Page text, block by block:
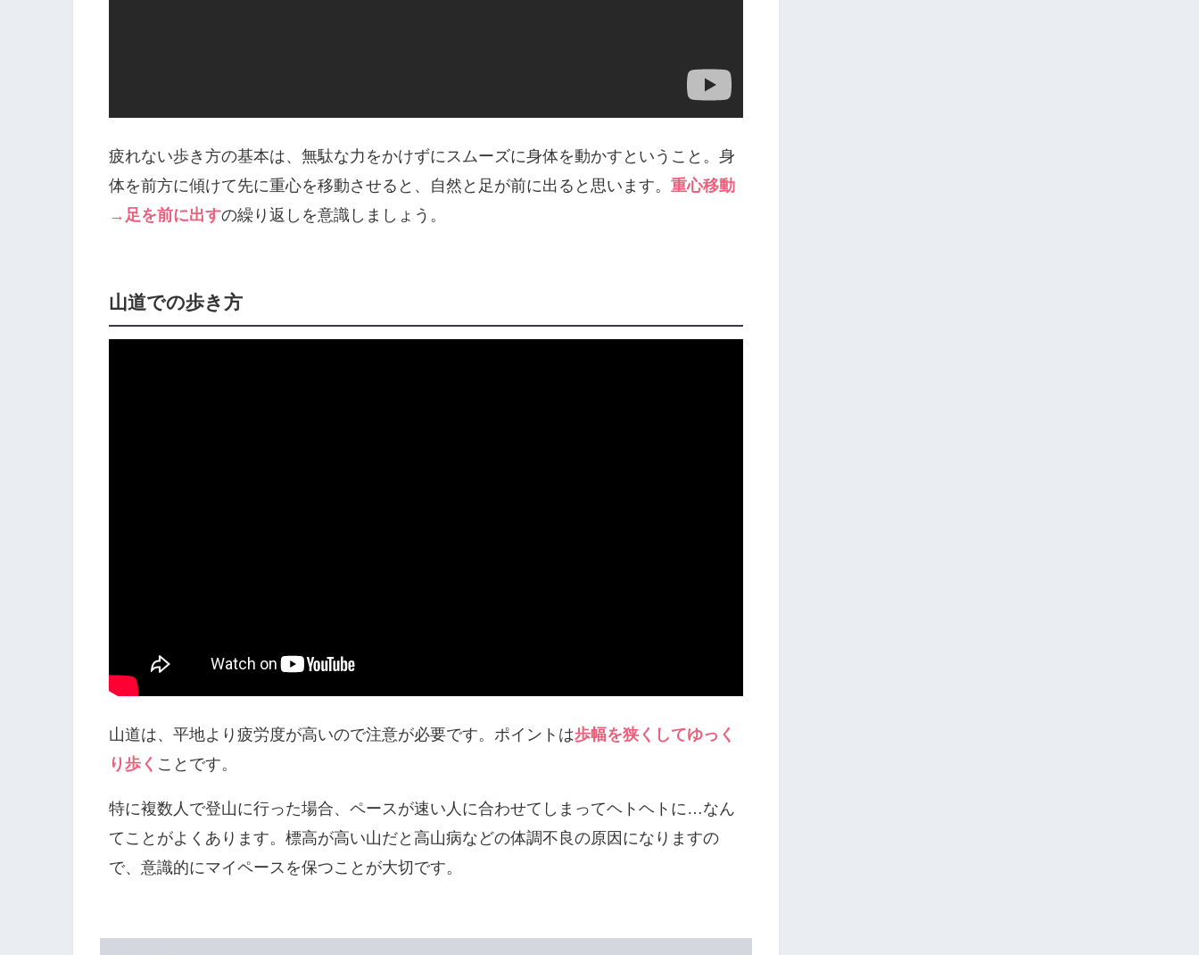
疲れない歩き方の基本は、無駄な力をかけずにスムーズに身体を動かすということ。身
体を前方に傾けて先に重心を移動させると、自然と足が前に出ると思います。 重心移動
→足を前に出すの繰り返しを意識しましょう。
山道での歩き方
山道は、平地より疲労度が高いので注意が必要です。ポイントは歩幅を狭くしてゆっく
り歩く ことです。
特に複数人で登山に行った場合、ペースが速い人に合わせてしまってヘトヘトに…なん
てことがよくあります。標高が高い山だと高山病などの体調不良の原因になりますの
で、意識的にマイペースを保つことが大切です。